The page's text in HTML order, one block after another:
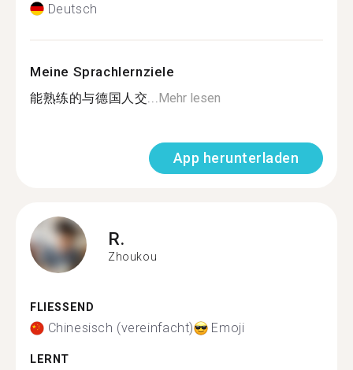
Deutsch
Meine Sprachlernziele
能熟练的与德国人交... Mehr lesen
App herunterladen
R.
Zhoukou
FLIESSEND
Chinesisch (vereinfacht) Emoji
LERNT